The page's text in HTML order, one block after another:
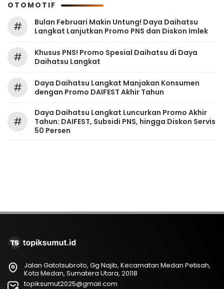
OTOMOTIF
#
Bulan Februari Makin Untung! Daya Daihatsu
Langkat Lanjutkan Promo PNS dan Diskon Imlek
#
Khusus PNS! Promo Spesial Daihatsu di Daya
Daihatsu Langkat
#
Daya Daihatsu Langkat Manjakan Konsumen
dengan Promo DAIFEST Akhir Tahun
#
Daya Daihatsu Langkat Luncurkan Promo Akhir
Tahun: DAIFEST, Subsidi PNS, hingga Diskon Servis
50 Persen
Jalan Gatotsubroto, Gg Najib, Kecamatan Medan Petisah,
Kota Medan, Sumatera Utara, 20118
topiksumut2025@gmail.com